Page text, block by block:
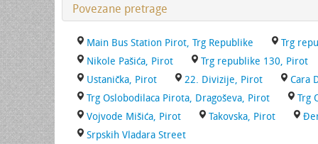
Povezane pretrage
Main Bus Station Pirot, Trg Republike Trg
Nikole Pašića, Pirot
Trg republike 130, Pirot
Ustanička, Pirot
22. Divizije, Pirot Cara
Trg Oslobodilaca Pirota, Dragoševa, Pirot
Trg
Vojvode Mišića, Pirot
Takovska, Pirot
Srpskih Vladara Street